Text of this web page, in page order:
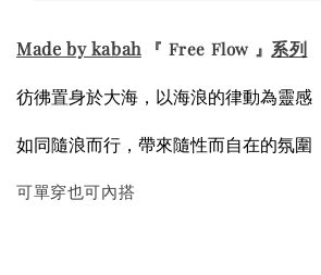
Made by kabah 『 Free Flow 』 系列
彷彿置身於大海， 以海浪的律動為靈感
如同隨浪而行， 帶來隨性而自在的氛圍
可單穿也可內搭